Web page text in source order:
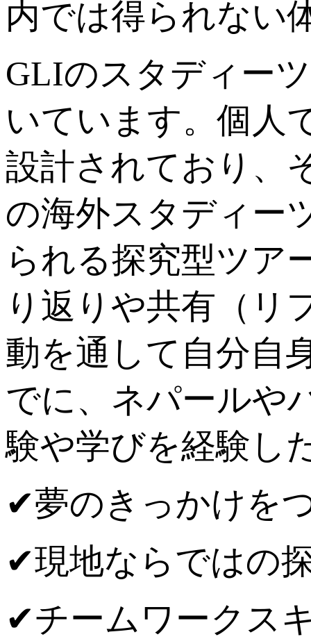
内では得られない
GLIのスタディー
いています。個人
設計されており、
の海外スタディー
られる探究型ツア
り返りや共有（リ
動を通して自分自
でに、ネパールや
験や学びを経験し
✔︎夢のきっかけを
✔︎現地ならではの
✔︎チームワークス